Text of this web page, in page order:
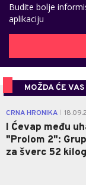
Budite bolje
aplikaciju
MOŽDA ĆE
CRNA HRONIKA
I Ćevap među
"Prolom 2":
za šverc 52